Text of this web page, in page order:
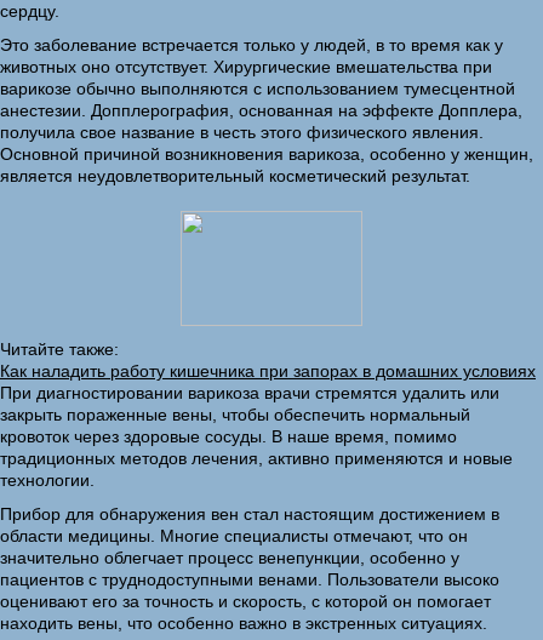
сердцу.
Это заболевание встречается только у людей, в то время как у
животных оно отсутствует. Хирургические вмешательства при
варикозе обычно выполняются с использованием тумесцентной
анестезии. Допплерография, основанная на эффекте Допплера,
получила свое название в честь этого физического явления.
Основной причиной возникновения варикоза, особенно у женщин,
является неудовлетворительный косметический результат.
Читайте также:
Как наладить работу кишечника при запорах в домашних условиях
При диагностировании варикоза врачи стремятся удалить или
закрыть пораженные вены, чтобы обеспечить нормальный
кровоток через здоровые сосуды. В наше время, помимо
традиционных методов лечения, активно применяются и новые
технологии.
Прибор для обнаружения вен стал настоящим достижением в
области медицины. Многие специалисты отмечают, что он
значительно облегчает процесс венепункции, особенно у
пациентов с труднодоступными венами. Пользователи высоко
оценивают его за точность и скорость, с которой он помогает
находить вены, что особенно важно в экстренных ситуациях.